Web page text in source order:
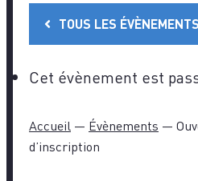
contentTOUS LES ÉVÈNEMENTS
Cet évènement est
Accueil — Évènements —
d’inscription